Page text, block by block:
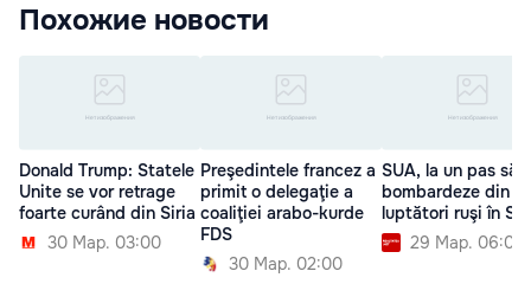
Похожие новости
Donald Trump: Statele
Unite se vor retrage
foarte curând din Siria
30 Мар. 03:00
Preşedintele francez a
primit o delegaţie a
coaliţiei arabo-kurde
FDS
30 Мар. 02:00
SUA, la un pas să
bombardeze din
luptători ruşi în
29 Мар. 06:00